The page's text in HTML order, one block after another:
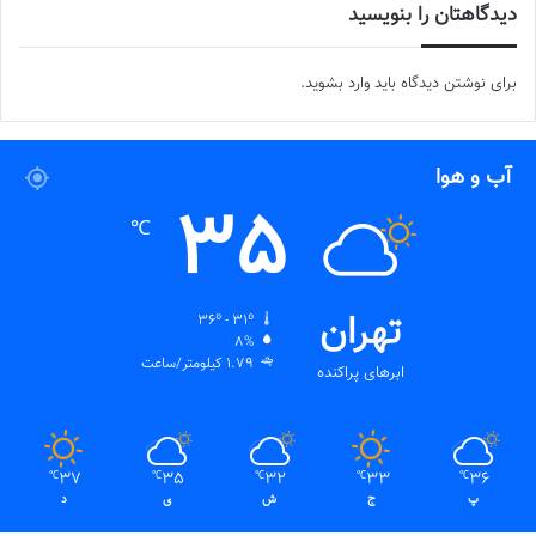
دیدگاهتان را بنویسید
برای نوشتن دیدگاه باید وارد بشوید.
آب و هوا
تهران
ابرهای پراکنده
35
℃
8%
1.79 کیلومتر/ساعت
36
℃
پ
33
℃
ج
32
℃
ش
35
℃
ی
37
℃
د